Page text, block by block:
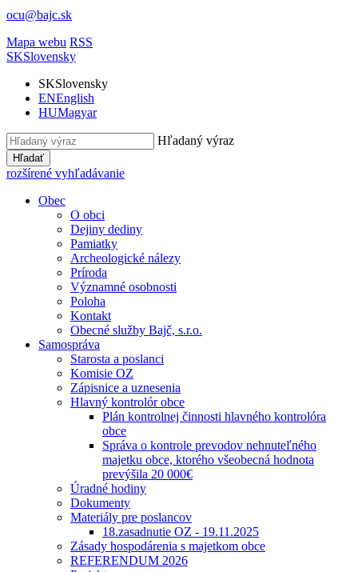
ocu@bajc.sk
Mapa webu RSS
SKSlovensky
SKSlovensky
ENEnglish
HUMagyar
Hľadaný výraz
Hľadať
rozšírené vyhľadávanie
Obec
O obci
Dejiny dediny
Pamiatky
Archeologické nálezy
Príroda
Významné osobnosti
Poloha
Kontakt
Obecné služby Bajč, s.r.o.
Samospráva
Starosta a poslanci
Komisie OZ
Zápisnice a uznesenia
Hlavný kontrolór obce
Plán kontrolnej činnosti hlavného kontrolóra
obce
Správa o kontrole prevodov nehnuteľného
majetku obce, ktorého všeobecná hodnota
prevýšila 20 000€
Úradné hodiny
Dokumenty
Materiály pre poslancov
18.zasadnutie OZ - 19.11.2025
Zásady hospodárenia s majetkom obce
REFERENDUM 2026